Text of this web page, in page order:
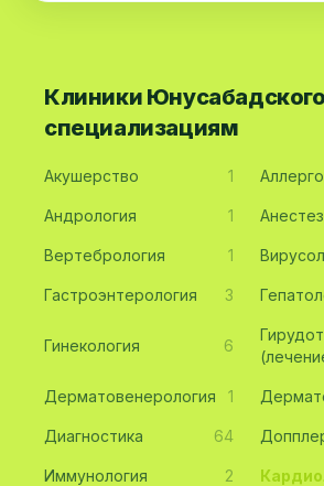
Клиники
специализациям
Акушерство 1
Андрология 1
Вертебрология 1
Гастроэнтерология 3
Гинекология 6
Дерматовенерология 1
Диагностика 64
Иммунология 2